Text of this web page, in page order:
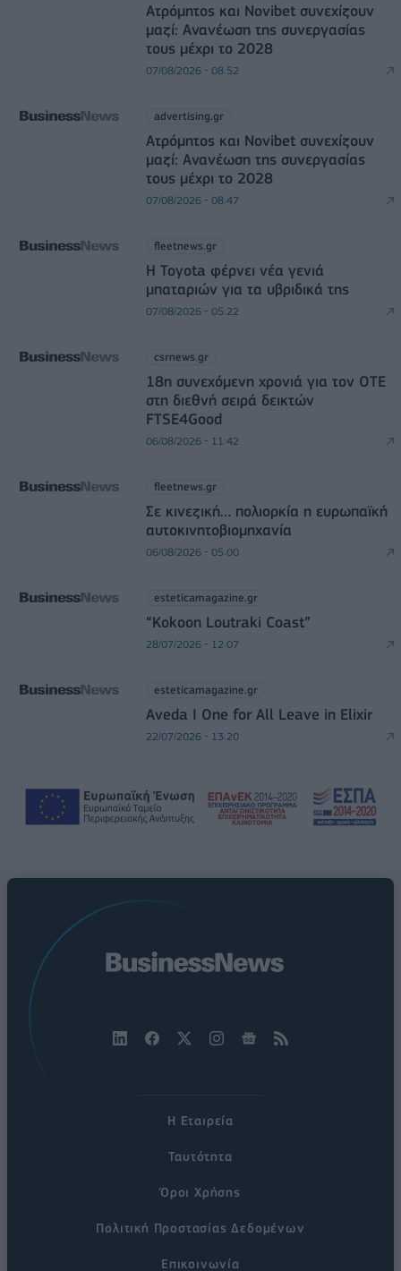
Ατρόμητος και Novibet συνεχίζουν
μαζί: Ανανέωση της συνεργασίας
τους μέχρι το 2028
07/08/2026 - 08:52
advertising.gr
Ατρόμητος και Novibet συνεχίζουν
μαζί: Ανανέωση της συνεργασίας
τους μέχρι το 2028
07/08/2026 - 08:47
fleetnews.gr
Η Toyota φέρνει νέα γενιά
μπαταριών για τα υβριδικά της
07/08/2026 - 05:22
csrnews.gr
18η συνεχόμενη χρονιά για τον ΟΤΕ
στη διεθνή σειρά δεικτών
FTSE4Good
06/08/2026 - 11:42
fleetnews.gr
Σε κινεζική… πολιορκία η ευρωπαϊκή
αυτοκινητοβιομηχανία
06/08/2026 - 05:00
esteticamagazine.gr
“Kokoon Loutraki Coast”
28/07/2026 - 12:07
esteticamagazine.gr
Aveda I One for All Leave in Elixir
22/07/2026 - 13:20
Η Εταιρεία
Ταυτότητα
Όροι Χρήσης
Πολιτική Προστασίας Δεδομένων
Επικοινωνία